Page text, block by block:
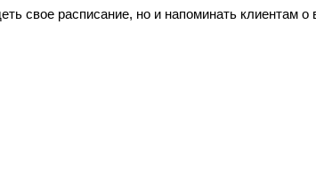
свое расписание, но и напоминать клиентам о